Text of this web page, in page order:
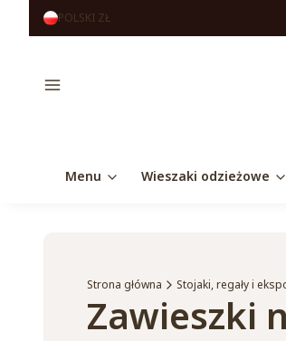
POLSKI ZŁ
Menu
Menu Wieszaki odzieżowe
Strona główna Stojaki, regały i
Zawieszki